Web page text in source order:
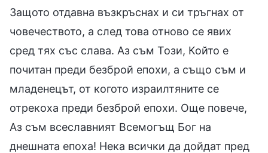
Защото отдавна възкръснах и си тръгнах от
човечеството, а след това отново се явих
сред тях със слава. Аз съм Този, Който е
почитан преди безброй епохи, а също съм и
младенецът, от когото израилтяните се
отрекоха преди безброй епохи. Още повече,
Аз съм всеславният Всемогъщ Бог на
днешната епоха! Нека всички да дойдат пред